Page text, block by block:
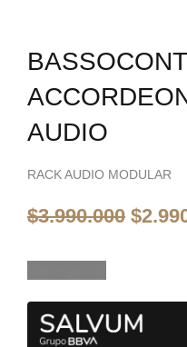
AUDIO
RACK AUDIO MODULAR
$3.990.000 El
$